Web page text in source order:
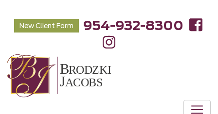
New Client Form 954-932-8300